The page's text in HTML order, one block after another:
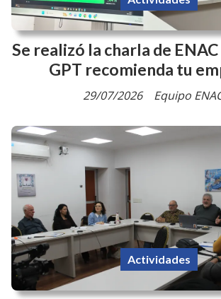
Se realizó la charla de ENAC
GPT recomienda tu
Equipo
29/07/2026
Actividades